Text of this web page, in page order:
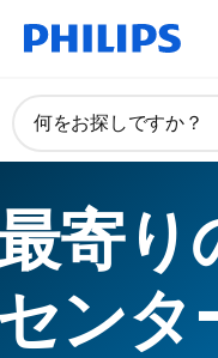
何をお探しですか？
寄り
ンタ